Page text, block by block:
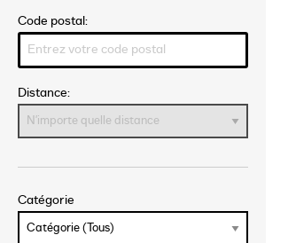
Code postal:
Distance:
Catégorie